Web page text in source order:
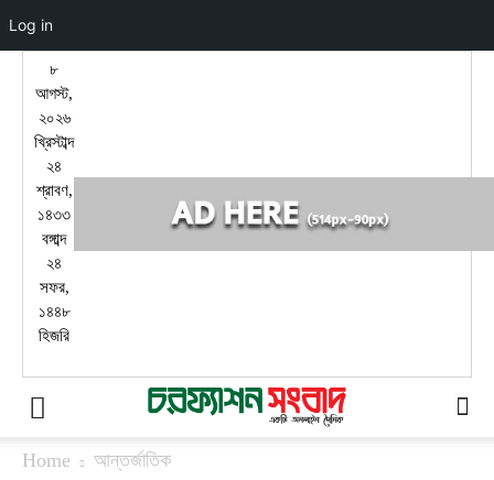
৮
আগস্ট,
২০২৬
খ্রিস্টাব্দ
২৪
শ্রাবণ,
১৪৩৩
বঙ্গাব্দ
২৪
সফর,
১৪৪৮
হিজরি
Home
আন্তর্জাতিক
Log in